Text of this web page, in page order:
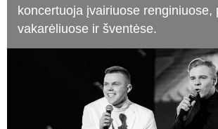
koncertuoja įvairiuose renginiuose,
vakarėliuose ir šventėse.